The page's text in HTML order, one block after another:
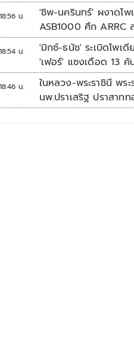
18:56 น.
'ชิพ-นครินทร์' ผงาดโพ
ASB1000 ศึก ARRC
18:54 น.
'มิกซ์-ธนัช' ระเบิดโพเ
'เฟอร์' แซงเดือด 13 คั
แต้ม ศึก ARRC สนาม
18:46 น.
ในหลวง-พระราชินี พร
นพ.ปราเสริฐ ปราสาท